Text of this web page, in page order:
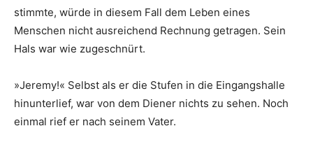
stimmte, würde in diesem Fall dem Leben eines
Menschen nicht ausreichend Rechnung getragen. Sein
Hals war wie zugeschnürt.
»Jeremy!« Selbst als er die Stufen in die Eingangshalle
hinunterlief, war von dem Diener nichts zu sehen. Noch
einmal rief er nach seinem Vater.